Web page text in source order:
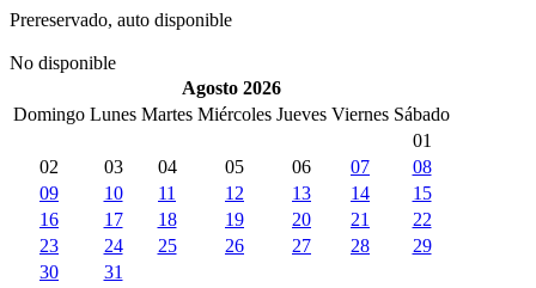
Prereservado, auto disponible
No disponible
Agosto 2026
Domingo Lunes Martes Miércoles Jueves Viernes Sábado
01
02
03 04 05 06 07
08
09
10 11 12 13 14
15
16
17 18 19 20 21
22
23
24 25 26 27 28
29
30
31